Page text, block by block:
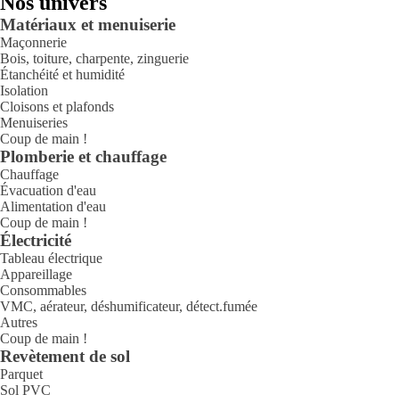
Matériaux et menuiserie
Maçonnerie
Bois, toiture, charpente, zinguerie
Étanchéité et humidité
Isolation
Cloisons et plafonds
Menuiseries
Coup de main !
Plomberie et chauffage
Chauffage
Évacuation d'eau
Alimentation d'eau
Coup de main !
Électricité
Tableau électrique
Appareillage
Consommables
VMC, aérateur, déshumificateur, détect.fumée
Autres
Coup de main !
Revètement de sol
Parquet
Sol PVC